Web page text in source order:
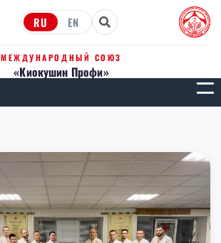
RU EN
МЕЖДУНАРОДНЫЙ СОЮЗ
«Киокушин Профи»